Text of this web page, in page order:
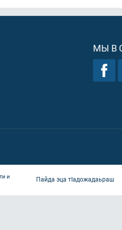
МЫ В
и
Пайда эца тIадожадаьраш